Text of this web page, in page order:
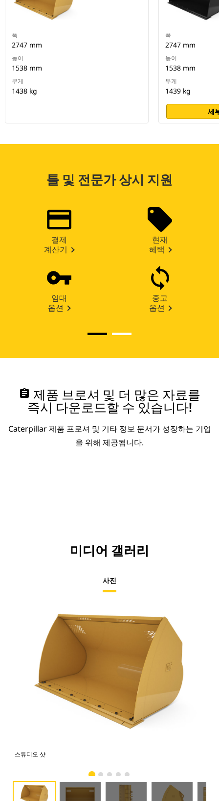
폭
2747 mm
높이
1538 mm
무게
1438 kg
폭
2747 mm
높이
1538 mm
무게
1439 kg
세
툴 및 전문가 상시 지원
결제
계산기
현재
혜택
임대
옵션
중고
옵션
assignment 제품 브로셔 및 더 많은 자료를
즉시 다운로드할 수 있습니다!
Caterpillar 제품 프로셔 및 기타 정보 문서가 성장하는 기업
을 위해 제공됩니다.
미디어 갤러리
사진
스튜디오 샷